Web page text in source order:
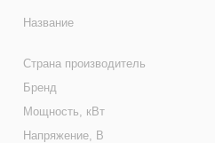
Название
Страна производитель
Бренд
Мощность, кВт
Напряжение, В